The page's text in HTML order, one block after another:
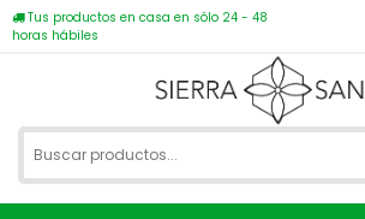
Tus productos en casa en sólo 24 - 48
horas hábiles